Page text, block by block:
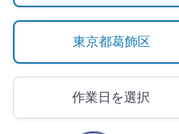
東京都葛飾区
作業日を選択